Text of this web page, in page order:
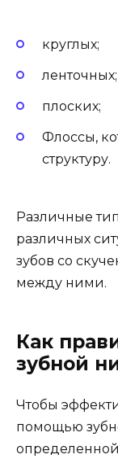
круглых;
ленточных;
плоских;
Флоссы,
структуру.
Различные
различных
зубов со
между ними.
Как
зубной
Чтобы
помощью